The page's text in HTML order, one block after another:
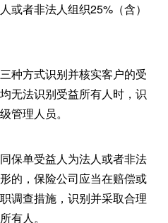
或者非法人组织25%（含）
种方式识别并核实客户的受
无法识别受益所有人时，识
管理人员。
保单受益人为法人或者非法
的，保险公司应当在赔偿或
调查措施，识别并采取合理
有人。